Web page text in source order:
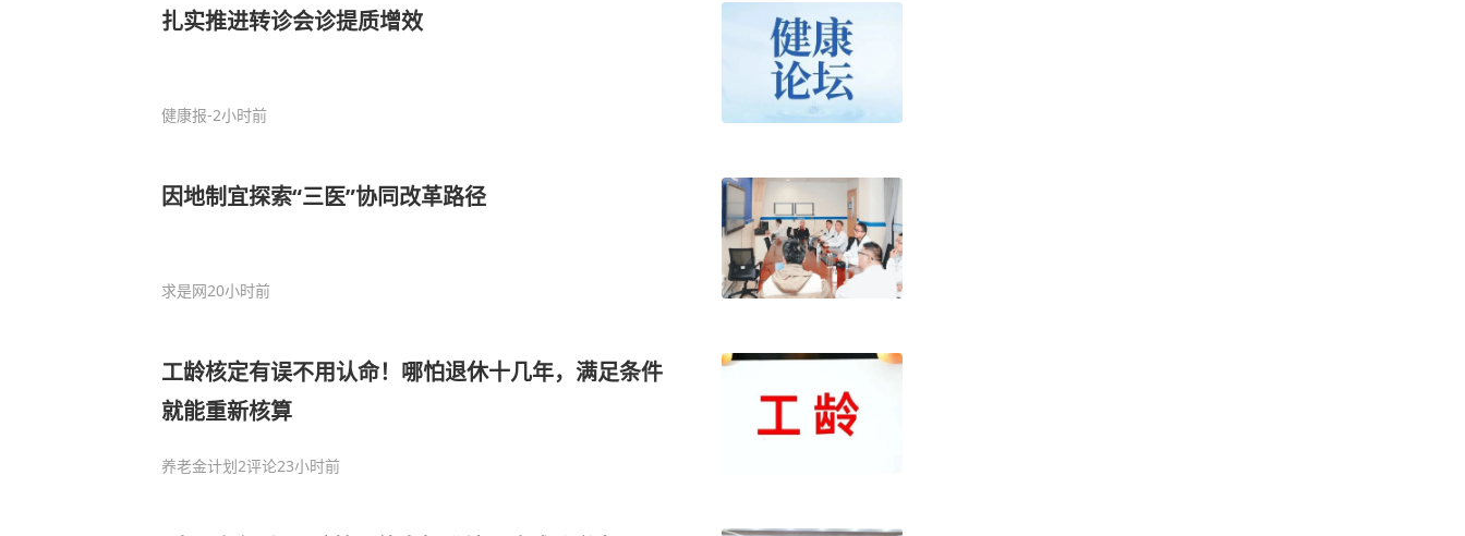
扎实推进转诊会诊提质增效
健康报-2小时前
因地制宜探索“三医”协同改革路径
求是网20小时前
工龄核定有误不用认命！哪怕退休十几年，满足条件
就能重新核算
养老金计划2评论23小时前